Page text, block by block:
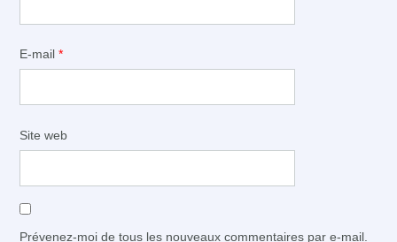
E-mail *
Site web
Prévenez-moi de tous les nouveaux commentaires par e-mail.